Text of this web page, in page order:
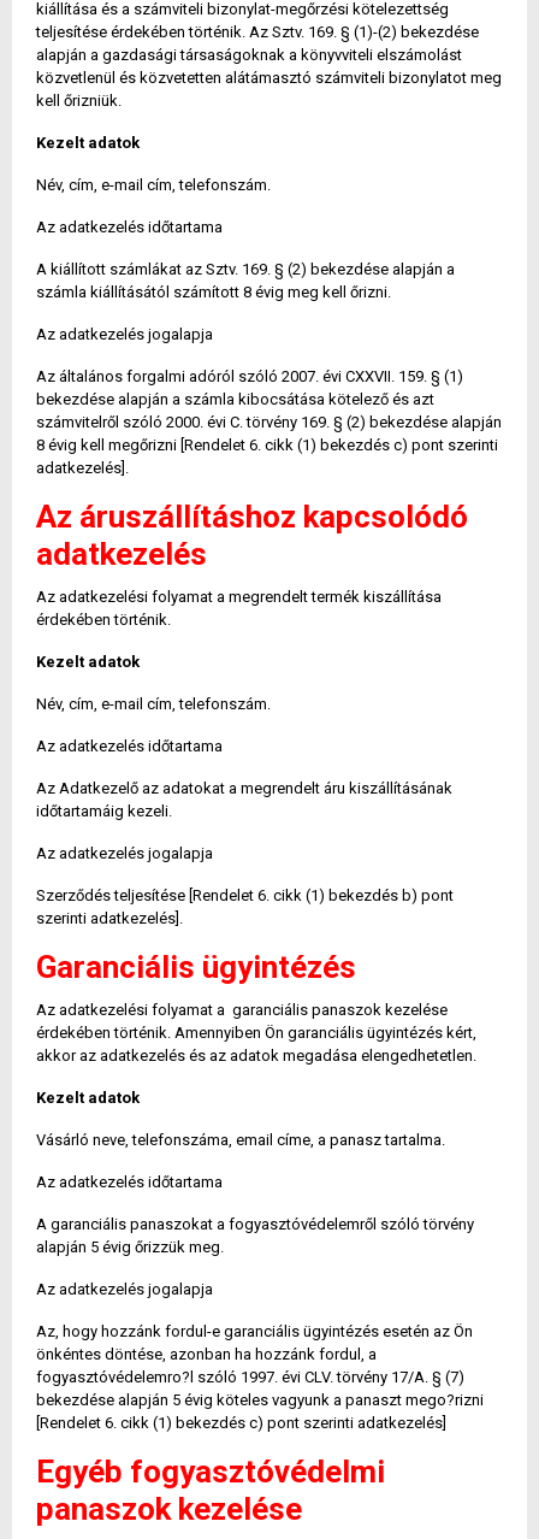
kiállítása és a számviteli bizonylat-megőrzési kötelezettség
teljesítése érdekében történik. Az Sztv. 169. § (1)-(2) bekezdése
alapján a gazdasági társaságoknak a könyvviteli elszámolást
közvetlenül és közvetetten alátámasztó számviteli bizonylatot meg
kell őrizniük.
Kezelt adatok
Név, cím, e-mail cím, telefonszám.
Az adatkezelés időtartama
A kiállított számlákat az Sztv. 169. § (2) bekezdése alapján a
számla kiállításától számított 8 évig meg kell őrizni.
Az adatkezelés jogalapja
Az általános forgalmi adóról szóló 2007. évi CXXVII. 159. § (1)
bekezdése alapján a számla kibocsátása kötelező és azt
számvitelről szóló 2000. évi C. törvény 169. § (2) bekezdése alapján
8 évig kell megőrizni [Rendelet 6. cikk (1) bekezdés c) pont szerinti
adatkezelés].
Az áruszállításhoz kapcsolódó
adatkezelés
Az adatkezelési folyamat a megrendelt termék kiszállítása
érdekében történik.
Kezelt adatok
Név, cím, e-mail cím, telefonszám.
Az adatkezelés időtartama
Az Adatkezelő az adatokat a megrendelt áru kiszállításának
időtartamáig kezeli.
Az adatkezelés jogalapja
Szerződés teljesítése [Rendelet 6. cikk (1) bekezdés b) pont
szerinti adatkezelés].
Garanciális ügyintézés
Az adatkezelési folyamat a garanciális panaszok kezelése
érdekében történik. Amennyiben Ön garanciális ügyintézés kért,
akkor az adatkezelés és az adatok megadása elengedhetetlen.
Kezelt adatok
Vásárló neve, telefonszáma, email címe, a panasz tartalma.
Az adatkezelés időtartama
A garanciális panaszokat a fogyasztóvédelemről szóló törvény
alapján 5 évig őrizzük meg.
Az adatkezelés jogalapja
Az, hogy hozzánk fordul-e garanciális ügyintézés esetén az Ön
önkéntes döntése, azonban ha hozzánk fordul, a
fogyasztóvédelemro?l szóló 1997. évi CLV. törvény 17/A. § (7)
bekezdése alapján 5 évig köteles vagyunk a panaszt mego?rizni
[Rendelet 6. cikk (1) bekezdés c) pont szerinti adatkezelés]
Egyéb fogyasztóvédelmi
panaszok kezelése